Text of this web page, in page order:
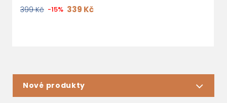
399 Kč -15% 339 Kč
Nové produkty